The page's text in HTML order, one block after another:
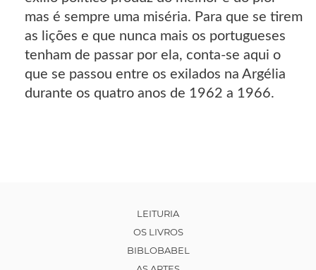
mas é sempre uma miséria. Para que se tirem
as lições e que nunca mais os portugueses
tenham de passar por ela, conta-se aqui o
que se passou entre os exilados na Argélia
durante os quatro anos de 1962 a 1966.
LEITURIA
OS LIVROS
BIBLOBABEL